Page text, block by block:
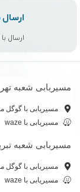
ارسال
مسیربابی شعبه
مسیریابی با گوگل
مسیریابی با waze
مسیربابی شعبه
مسیریابی با گوگل
مسیریابی با waze